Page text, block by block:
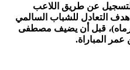
عن طريق اللاعب
فيما أدرك هدف التعادل للشباب السالمي
44 هدف ضد مرماه)، قبل أن يضيف مصطفى